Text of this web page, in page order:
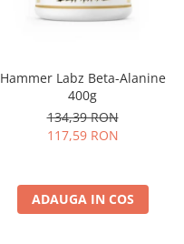
Hammer Labz Beta-Alanine
400g
134,39 RON
117,59 RON
ADAUGA IN COS